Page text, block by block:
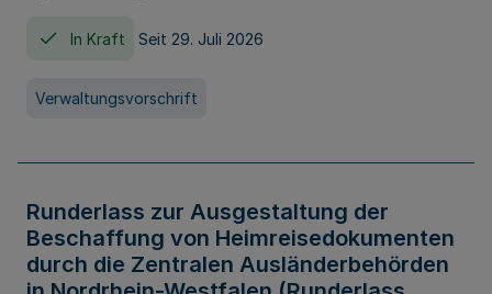
In Kraft Seit 29. Juli 2026
Verwaltungsvorschrift
Runderlass zur Ausgestaltung der
Beschaffung von Heimreisedokumenten
durch die Zentralen Ausländerbehörden